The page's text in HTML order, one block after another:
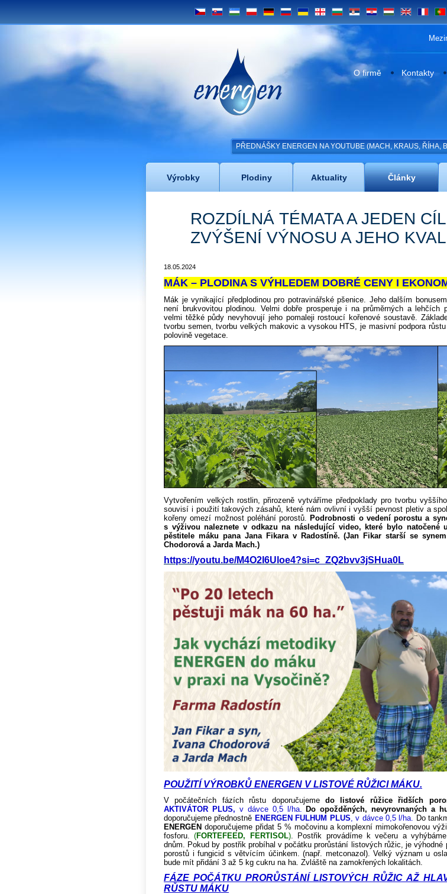
CS SK UZ PL DE RU UA GE BG SRB HR HU EN PT
Energen
O firmě Kontakty
PŘEDNÁŠKY ENERGEN NA YOUTUBE (MACH, KRAUS, ŘÍHA,
Výrobky Plodiny Aktuality Články
ROZDÍLNÁ TÉMATA A JEDEN
ZVÝŠENÍ VÝNOSU A JEHO
18.05.2024
MÁK – PLODINA S VÝHLEDEM DOBRÉ CENY I
Mák je vynikající předplodinou pro potravinářské pšenice. Jeho dalším
není brukvovitou plodinou. Velmi dobře prosperuje i na průměrných a lehčích
velmi těžké půdy nevyhovují jeho pomaleji rostoucí kořenové soustavě.
tvorbu semen, tvorbu velkých makovic a vysokou HTS, je masivní podpora
polovině vegetace.
Vytvořením velkých rostlin, přirozeně vytváříme předpoklady pro tvorbu
souvisí i použití takových zásahů, které nám ovlivní i vyšší pevnost pletiv a
kořeny omezí možnost poléhání porostů. Podrobnosti o vedení porostu a
s výživou naleznete v odkazu na následující video, které bylo natočené
pěstitele máku pana Jana Fikara v Radostíně. (Jan Fikar starší se
Chodorová a Jarda Mach.)
https://youtu.be/M4O2I6Uloe4?si=c_ZQ2bvv3jSHua0L
POUŽITÍ VÝROBKŮ ENERGEN V LISTOVÉ RŮŽICI MÁKU.
V počátečních fázích růstu doporučujeme do listové růžice řidších
AKTIVÁTOR PLUS, v dávce 0,5 l/ha. Do opožděných, nevyrovnaných a
doporučujeme přednostně ENERGEN FULHUM PLUS, v dávce 0,5 l/ha. Do
ENERGEN doporučujeme přidat 5 % močovinu a komplexní mimokořenovou
fosforu.(FORTEFEED, FERTISOL). Postřik provádíme k večeru a
dnům. Pokud by postřik probíhal v počátku prorůstání listových růžic, je výhodné
porostů i fungicid s větvícím účinkem. (např. metconazol). Velký význam u
bude mít přidání 3 až 5 kg cukru na ha. Zvláště na zamokřených lokalitách.
FÁZE POČÁTKU PRORŮSTÁNÍ LISTOVÝCH RŮŽIC AŽ
RŮSTU MÁKU